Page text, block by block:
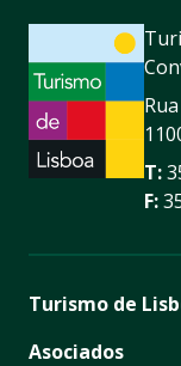
T:
F:
Turismo de
Asociados